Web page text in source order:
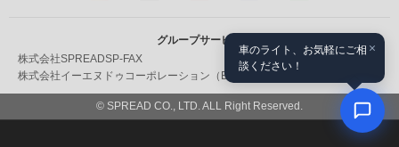
グループサービス
株式会社SPREADSP-FAX
株式会社イーエヌドゥコーポレーション（ENDOX） 飯田丸光部品
© SPREAD CO., LTD. ALL Right Reserved.
×
車のライト、お気軽にご相
談ください！